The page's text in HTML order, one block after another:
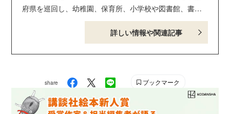
府県を巡回し、幼稚園、保育所、小学校や図書館、書店
などを訪問している、「本とあそぼう 全国訪問おはな
し隊」。1999年７月に、講談社90周年記念事業として、
来、通算2万2000回以上の訪問、190万人を超える参加者
のみなさん、ありがとうございます。次はあなたの町で
お会いできるかもしれませんね！
詳しい情報や関連記事
share ブックマーク